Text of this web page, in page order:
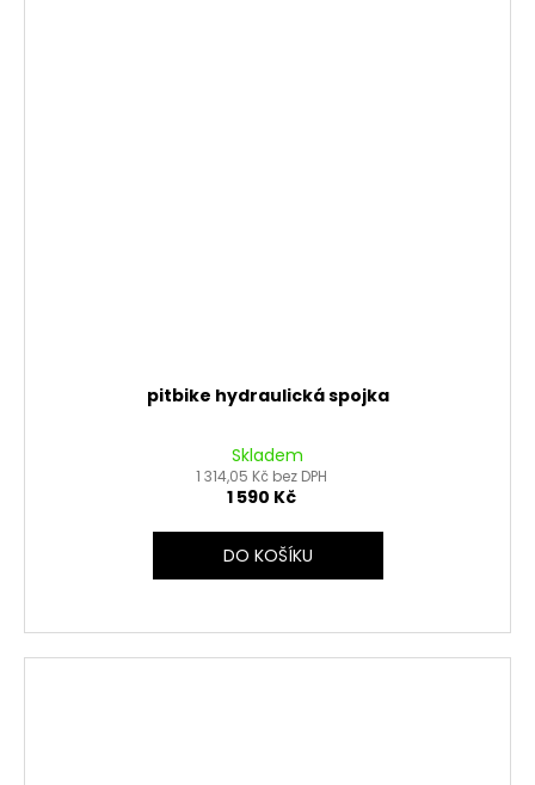
pitbike hydraulická spojka
Skladem
1 314,05 Kč bez DPH
1 590 Kč
DO KOŠÍKU